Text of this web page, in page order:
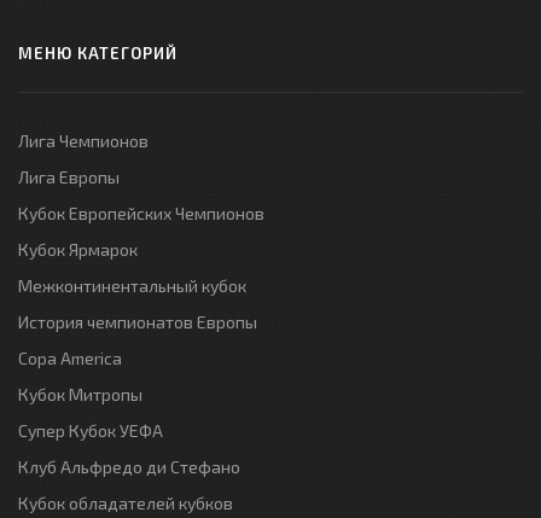
МЕНЮ КАТЕГОРИЙ
Лига Чемпионов
Лига Европы
Кубок Европейских Чемпионов
Кубок Ярмарок
Межконтинентальный кубок
История чемпионатов Европы
Copa America
Кубок Митропы
Супер Кубок УЕФА
Клуб Альфредо ди Стефано
Кубок обладателей кубков